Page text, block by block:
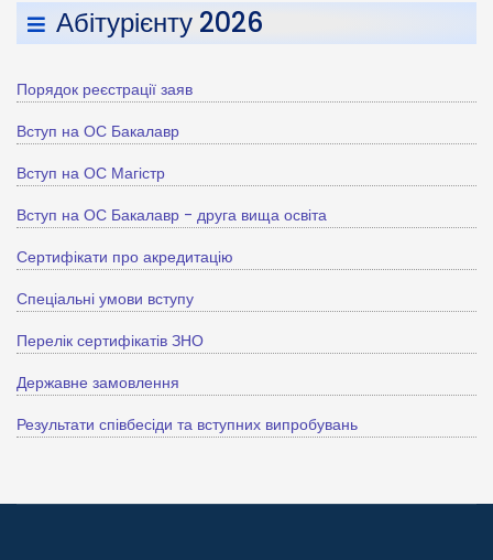
Абітурієнту 2026
Порядок реєстрації заяв
Вступ на ОС Бакалавр
Вступ на ОС Магістр
Вступ на ОС Бакалавр - друга вища освіта
Сертифікати про акредитацію
Спеціальні умови вступу
Перелік сертифікатів ЗНО
Державне замовлення
Результати співбесіди та вступних випробувань